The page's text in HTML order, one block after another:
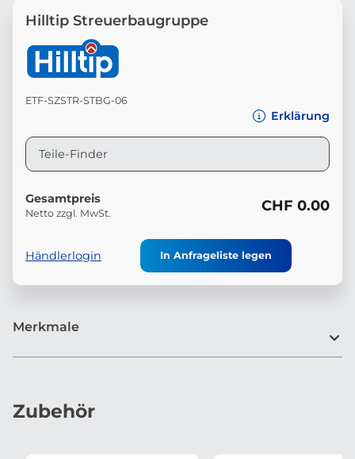
Zubehör
Hilltip Streuerbaugruppe
ETF-SZSTR-STBG-06
Erklärung
Teile-Finder
Gesamtpreis
Netto zzgl. MwSt. CHF 0.00
Händlerlogin In Anfrageliste legen
Merkmale